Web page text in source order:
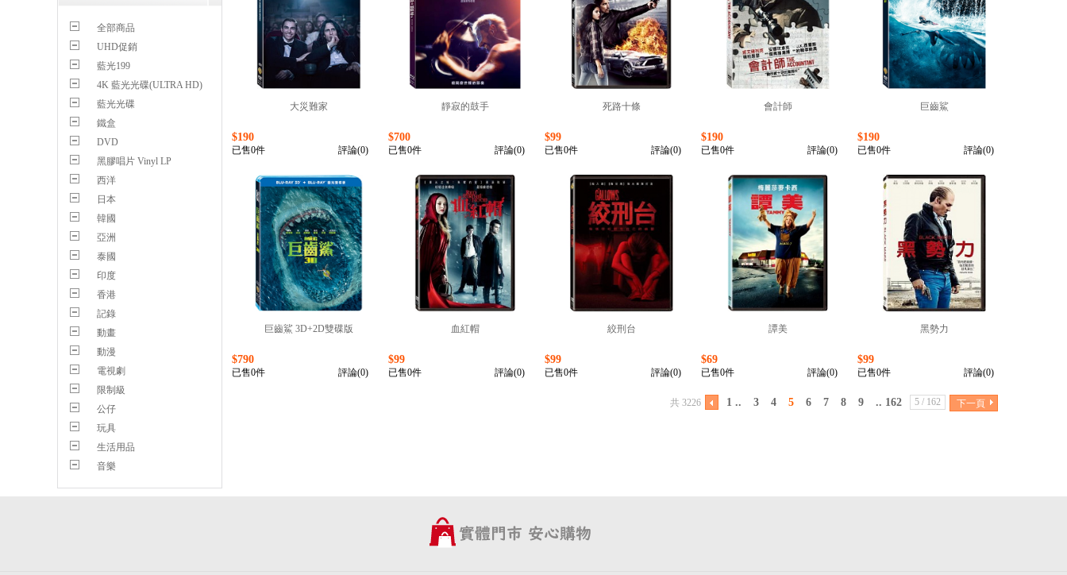
全部商品
UHD促銷
藍光199
4K 藍光光碟(ULTRA HD)
藍光光碟
鐵盒
DVD
黑膠唱片 Vinyl LP
西洋
日本
韓國
亞洲
泰國
印度
香港
記錄
動畫
動漫
電視劇
限制級
公仔
玩具
生活用品
音樂
大災難家
$190
已售0件 評論(0)
靜寂的鼓手
$700
已售0件 評論(0)
死路十條
$99
已售0件 評論(0)
會計師
$190
已售0件 評論(0)
巨齒鯊
$190
已售0件 評論(0)
巨齒鯊 3D+2D雙碟版
$790
已售0件 評論(0)
血紅帽
$99
已售0件 評論(0)
絞刑台
$99
已售0件 評論(0)
譚美
$69
已售0件 評論(0)
黑勢力
$99
已售0件 評論(0)
共 3226 1 .. 3 4 5 6 7 8 9 .. 162 5 / 162 下一頁